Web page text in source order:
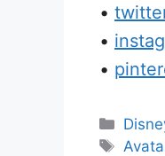
•
•
•
Tags